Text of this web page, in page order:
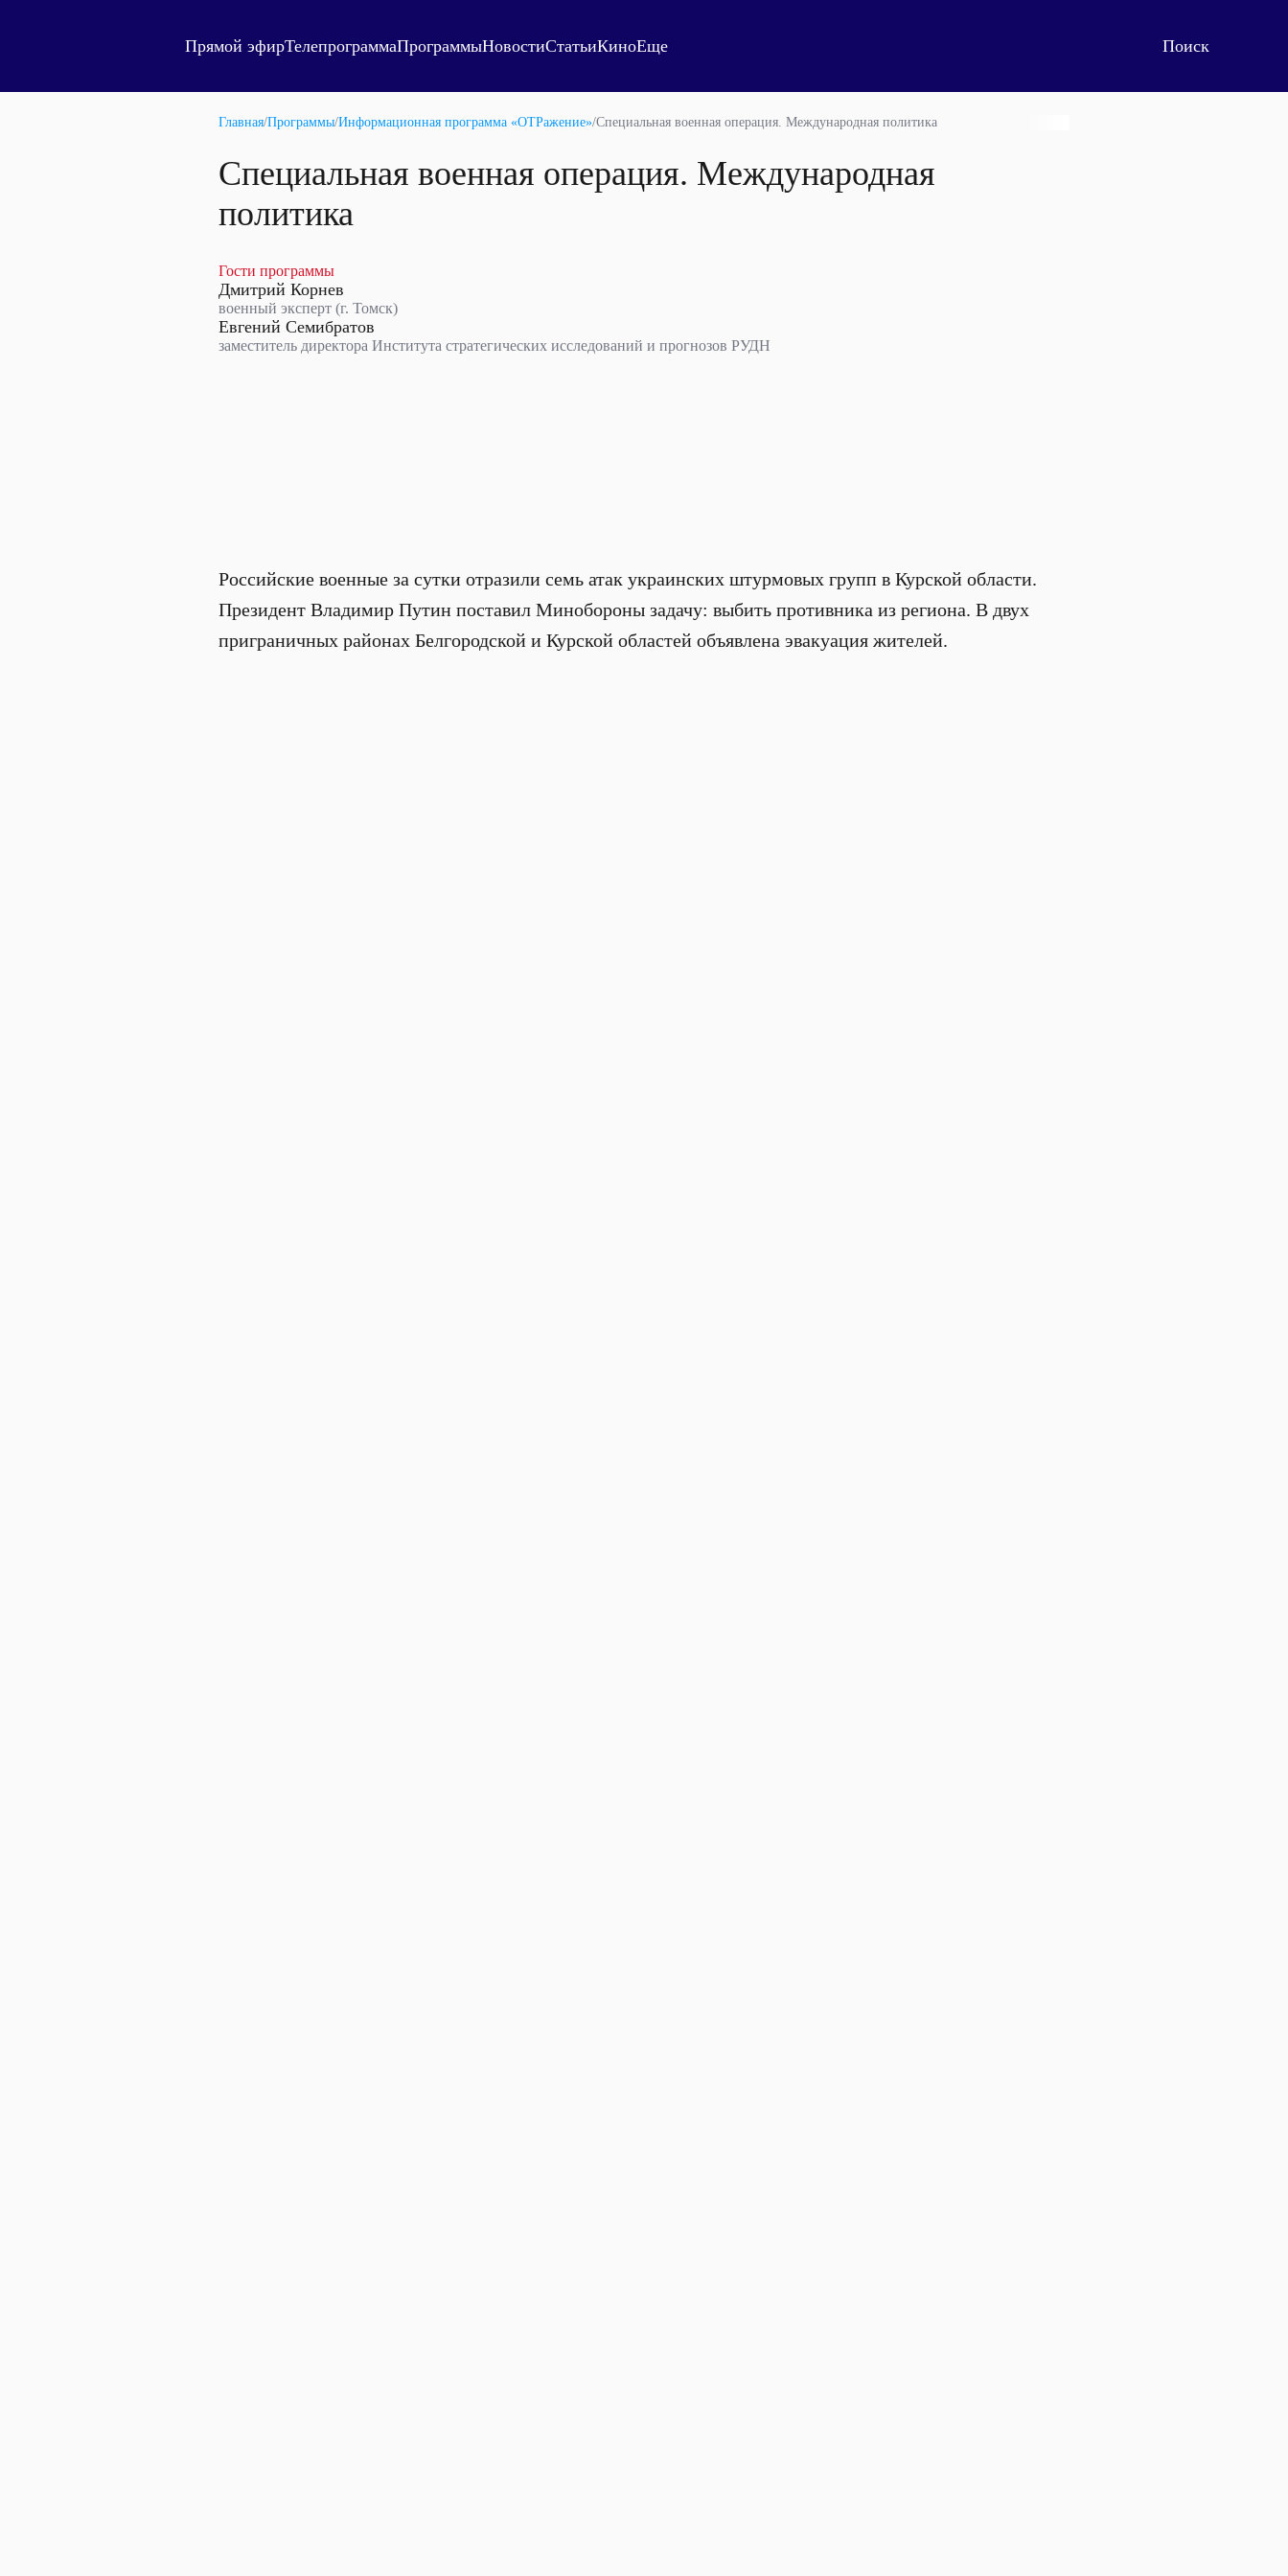
Прямой эфирТелепрограммаПрограммыНовостиСтатьиКиноЕще
Главная/Программы/Информационная программа «ОТРажение»/Специальная военная операция. Международная политика
Специальная военная операция. Международная
политика
Гости программы
Дмитрий Корнев
военный эксперт (г. Томск)
Евгений Семибратов
заместитель директора Института стратегических исследований и прогнозов РУДН
Российские военные за сутки отразили семь атак украинских штурмовых групп в Курской области.
Президент Владимир Путин поставил Минобороны задачу: выбить противника из региона. В двух
приграничных районах Белгородской и Курской областей объявлена эвакуация жителей.